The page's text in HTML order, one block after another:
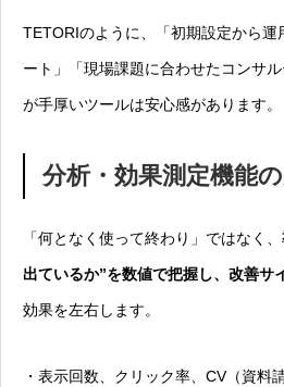
TETORIのように、「初期設定から運
ート」「現場課題に合わせたコンサ
が手厚いツールは安心感があります。
分析・効果測定機能
「何となく使って終わり」ではなく、
出ているか”を数値で把握し、改善サ
効果を左右します。
・表示回数、クリック率、CV（資料